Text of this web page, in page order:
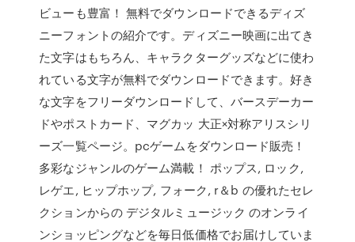
ビューも豊富！ 無料でダウンロードできるディズ
ニーフォントの紹介です。ディズニー映画に出てき
た文字はもちろん、キャラクターグッズなどに使わ
れている文字が無料でダウンロードできます。好き
な文字をフリーダウンロードして、バースデーカー
ドやポストカード、マグカッ 大正×対称アリスシリ
ーズ一覧ページ。pcゲームをダウンロード販売！
多彩なジャンルのゲーム満載！ ポップス, ロック,
レゲエ, ヒップホップ, フォーク, r＆b の優れたセレ
クションからの デジタルミュージック のオンライ
ンショッピングなどを毎日低価格でお届けしていま